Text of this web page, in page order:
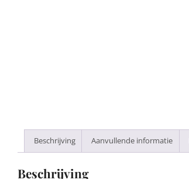
Beschrijving Aanvullende informatie
Beschrijving